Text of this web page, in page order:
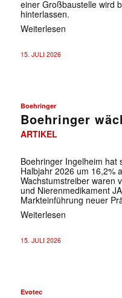
einer Großbaustelle wird
hinterlassen.
Weiterlesen
15. JULI 2026
Boehringer
Boehringer
ARTIKEL
Boehringer Ingelheim hat
Halbjahr 2026 um 16,2%
Wachstumstreiber waren
und Nierenmedikament
Markteinführung neuer
Weiterlesen
15. JULI 2026
Evotec